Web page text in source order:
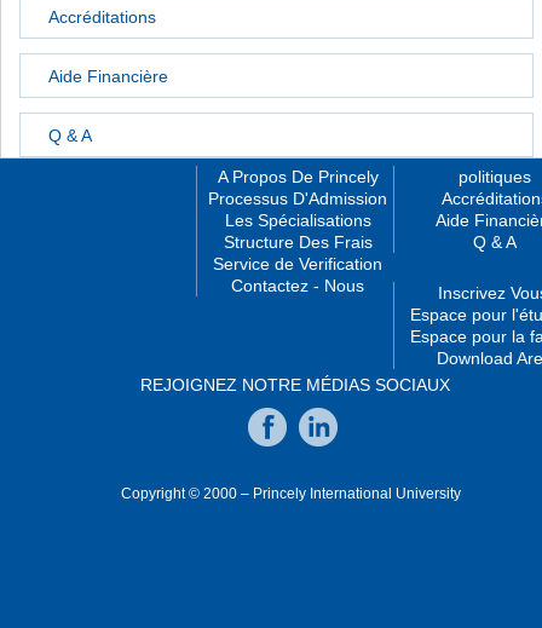
Accréditations
Aide Financière
Q & A
A Propos De Princely
Processus D'Admission
Les Spécialisations
Structure Des Frais
Service de Verification
Contactez - Nous
politiques
Aide
Q & A
Inscrivez
Espace pour
Espace pour la
Download
REJOIGNEZ NOTRE MÉDIAS SOCIAUX
Copyright © 2000 – Princely International University